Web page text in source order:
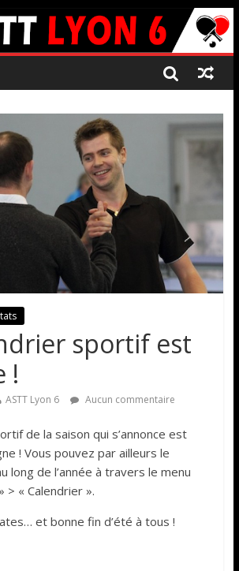
sportif est
!
ASTT Lyon 6 Aucun commentaire
de la saison qui s’annonce est
! Vous pouvez par ailleurs le
long de l’année à travers le menu
> « Calendrier ».
et bonne fin d’été à tous !